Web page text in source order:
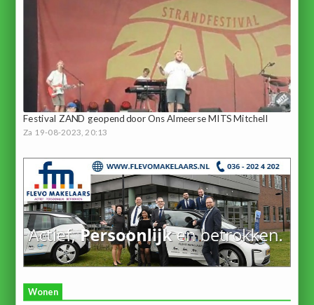
Festival ZAND geopend door Ons Almeerse MITS Mitchell
Za 19-08-2023, 20:13
Wonen